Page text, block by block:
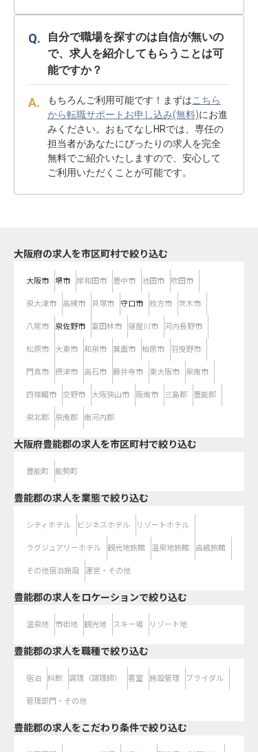
自分で職場を探すのは自信が無いの
で、求人を紹介してもらうことは可
能ですか？
もちろんご利用可能です！まずはこちら
から転職サポートお申し込み(無料)にお進
みください。おもてなしHRでは、専任の
担当者があなたにぴったりの求人を完全
無料でご紹介いたしますので、安心して
ご利用いただくことが可能です。
大阪府の求人を市区町村で絞り込む
大阪市 堺市 岸和田市 豊中市 池田市 吹田市
泉大津市 高槻市 貝塚市 守口市 枚方市 茨木市
八尾市 泉佐野市 富田林市 寝屋川市 河内長野市
松原市 大東市 和泉市 箕面市 柏原市 羽曳野市
門真市 摂津市 高石市 藤井寺市 東大阪市 泉南市
四條畷市 交野市 大阪狭山市 阪南市 三島郡 豊能郡
泉北郡 泉南郡 南河内郡
大阪府豊能郡の求人を市区町村で絞り込む
豊能町 能勢町
豊能郡の求人を業態で絞り込む
シティホテル ビジネスホテル リゾートホテル
ラグジュアリーホテル 観光地旅館 温泉地旅館 高級旅館
その他宿泊施設 運営・その他
豊能郡の求人をロケーションで絞り込む
温泉地 市街地 観光地 スキー場 リゾート地
豊能郡の求人を職種で絞り込む
宿泊 料飲 調理（調理師） 客室 施設管理 ブライダル
管理部門・その他
豊能郡の求人をこだわり条件で絞り込む